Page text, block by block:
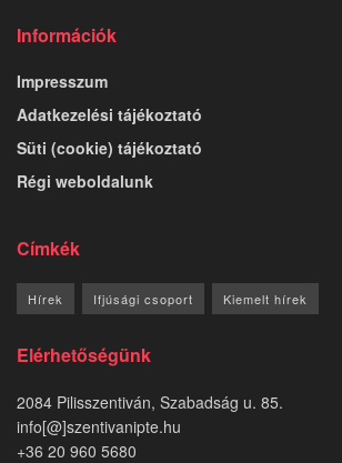
Információk
Impresszum
Adatkezelési tájékoztató
Süti (cookie) tájékoztató
Régi weboldalunk
Címkék
Hírek Ifjúsági csoport Kiemelt hírek
Elérhetőségünk
2084 Pilisszentiván, Szabadság u. 85.
info[@]szentivanipte.hu
+36 20 960 5680